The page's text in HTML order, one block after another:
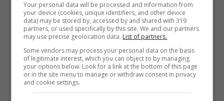
Netanyahu è ormai criticato da molte
settimane dentro e fuori Israele. E’ chiaro
che le immagini della strage della
tendopoli sono state molto dure. E’ un
episodio ancora non molto chiaro. Israele
Your personal data will be processed and information from
your device (cookies, unique identifiers, and other device
data) may be stored by, accessed by and shared with 319
partners, or used specifically by this site. We and our partners
may use precise geolocation data. List of partners.
Some vendors may process your personal data on the basis
of legitimate interest, which you can object to by managing
your options below. Look for a link at the bottom of this page
or in the site menu to manage or withdraw consent in privacy
and cookie settings.